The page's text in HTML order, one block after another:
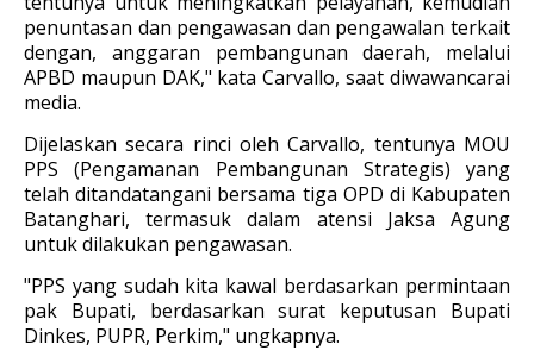
penuntasan dan pengawasan dan pengawalan terkait
dengan, anggaran pembangunan daerah, melalui
APBD maupun DAK," kata Carvallo, saat diwawancarai
media.
Dijelaskan secara rinci oleh Carvallo, tentunya MOU
PPS (Pengamanan Pembangunan Strategis) yang
telah ditandatangani bersama tiga OPD di Kabupaten
Batanghari, termasuk dalam atensi Jaksa Agung
untuk dilakukan pengawasan.
"PPS yang sudah kita kawal berdasarkan permintaan
pak Bupati, berdasarkan surat keputusan Bupati
Dinkes, PUPR, Perkim," ungkapnya.